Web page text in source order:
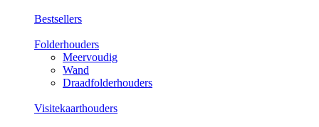
Bestsellers
Folderhouders
Meervoudig
Wand
Draadfolderhouders
Visitekaarthouders